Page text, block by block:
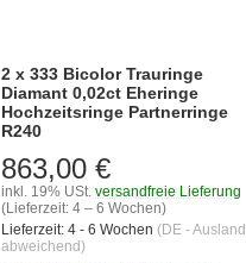
2 x 333 Bicolor Trauringe
Diamant 0,02ct Eheringe
Hochzeitsringe Partnerringe
R240
863,00 €
inkl. 19% USt. versandfreie Lieferung
(Lieferzeit: 4 – 6 Wochen)
Lieferzeit: 4 - 6 Wochen (DE - Ausland
abweichend)